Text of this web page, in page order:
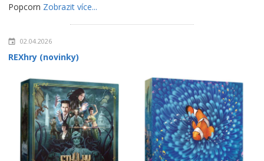
Popcorn Zobrazit více...
02.04.2026
REXhry (novinky)